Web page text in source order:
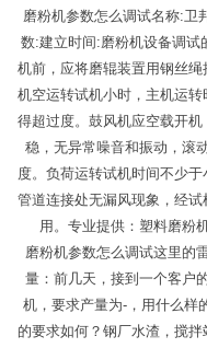
磨粉机参数怎么调试名称:卫
数:建立时间:磨粉机设备调试
机前，应将磨辊装置用钢丝
机空运转试机小时，主机运
得超过度。鼓风机应空载开
稳，无异常噪音和振动，滚
度。负荷运转试机时间不少
管道连接处无漏风现象，经
用。专业提供：塑料磨粉
磨粉机参数怎么调试这里的
量：前几天，接到一个客户
机，要求产量为-，用什么样
的要求如何？钢厂水渣，搅